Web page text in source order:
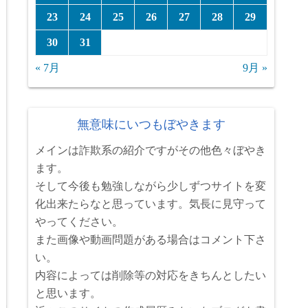
23 24 25 26 27 28 29
30 31
« 7月 9月 »
無意味にいつもぼやきます
メインは詐欺系の紹介ですがその他色々ぼやき
ます。
そして今後も勉強しながら少しずつサイトを変
化出来たらなと思っています。気長に見守って
やってください。
また画像や動画問題がある場合はコメント下さ
い。
内容によっては削除等の対応をきちんとしたい
と思います。